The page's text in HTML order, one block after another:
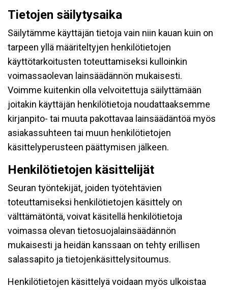
Tietojen säilytysaika
Säilytämme käyttäjän tietoja vain niin kauan kuin on
tarpeen yllä määriteltyjen henkilötietojen
käyttötarkoitusten toteuttamiseksi kulloinkin
voimassaolevan lainsäädännön mukaisesti.
Voimme kuitenkin olla velvoitettuja säilyttämään
joitakin käyttäjän henkilötietoja noudattaaksemme
kirjanpito- tai muuta pakottavaa lainsäädäntöä myös
asiakassuhteen tai muun henkilötietojen
käsittelyperusteen päättymisen jälkeen.
Henkilötietojen käsittelijät
Seuran työntekijät, joiden työtehtävien
toteuttamiseksi henkilötietojen käsittely on
välttämätöntä, voivat käsitellä henkilötietoja
voimassa olevan tietosuojalainsäädännön
mukaisesti ja heidän kanssaan on tehty erillisen
salassapito ja tietojenkäsittelysitoumus.
Henkilötietojen käsittelyä voidaan myös ulkoistaa